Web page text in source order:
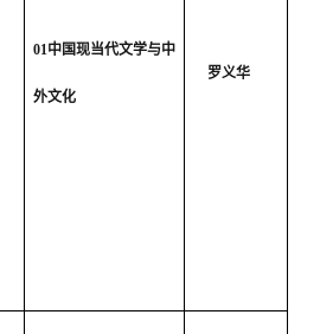
01中国现当代文学与中
外文化
罗义华